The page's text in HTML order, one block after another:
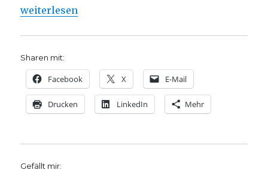
„Zum Blog „der-schwache-glaube“ …“
weiterlesen
Sharen mit:
Facebook X E-Mail
Drucken LinkedIn Mehr
Gefällt mir: